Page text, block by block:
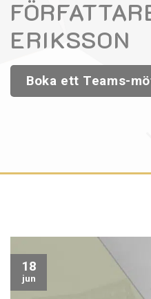
ERIKSSON
Boka ett Teams-
18
jun